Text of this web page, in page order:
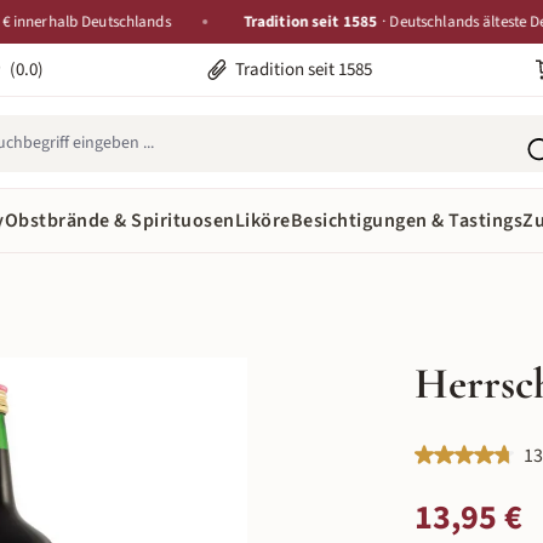
Deutschlands Tradition seit 1585 · Deutschlands älteste
(0.0) Tradition seit 1585
Obstbrände & SpirituosenLiköreBesichtigungen & Tastings
Regulärer Preis:
13,95 €